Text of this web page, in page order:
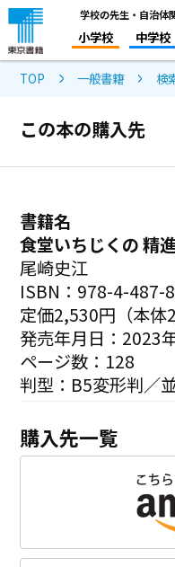
学校の先生・自治体
小学校 中学校
TOP 一般書籍 検
この本の購入先
書籍名
食堂いちじくの 精
尾崎史江
ISBN：978-4-487-
定価2,530円（本体
発売年月日：2023
ページ数：128
判型：B5変形判／
購入先一覧